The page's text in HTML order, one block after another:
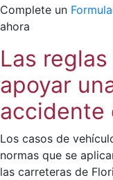
Complete un
ahora
Las
apoyar
accidente
Los casos de
normas que se
las carreteras de